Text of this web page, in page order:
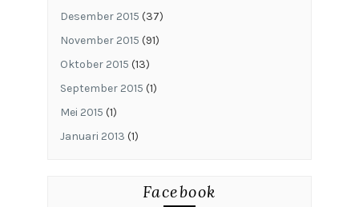
Desember 2015 (37)
November 2015 (91)
Oktober 2015 (13)
September 2015 (1)
Mei 2015 (1)
Januari 2013 (1)
Facebook